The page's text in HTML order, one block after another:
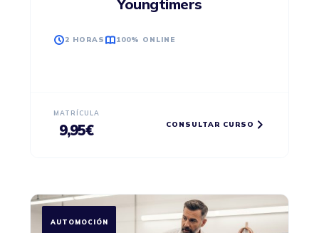
Youngtimers
2 HORAS 100% ONLINE
MATRÍCULA
9,95€ CONSULTAR CURSO
AUTOMOCIÓN